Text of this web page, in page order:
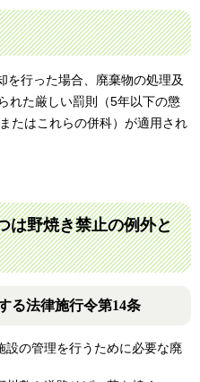
行った場合、廃棄物の処理及
れた厳しい罰則（5年以下の懲
たはこれらの併科）が適用され
は野焼き禁止の例外と
る法律施行令第14条
設の管理を行うために必要な廃